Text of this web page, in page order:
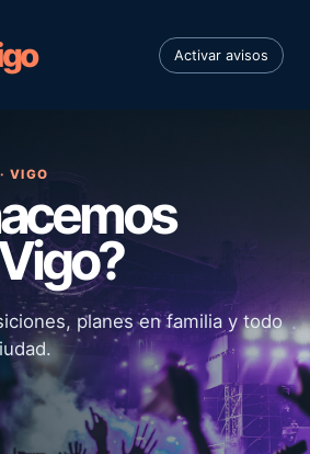
Activar avisos
VIGO
planes en familia y todo